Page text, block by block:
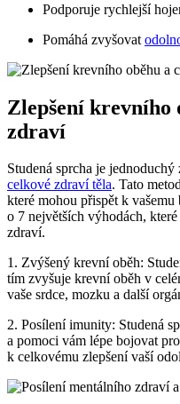
Podporuje rychlejší
Pomáhá zvyšovat
Zlepšení krevního
zdraví
Studená sprcha je
celkové zdraví těla. Tato
které mohou přispět k
o 7 největších výhodách,
zdraví.
1. Zvýšený krevní oběh:
tím zvyšuje krevní oběh v
vaše srdce, mozku a další
2. Posílení imunity: Studená
a pomoci vám lépe bojovat
k celkovému zlepšení vaší